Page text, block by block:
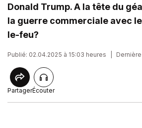
Donald Trump. A la tête du
la guerre commerciale avec
le-feu?
Publié: 02.04.2025 à 15:03 heures
PartagerÉcouter